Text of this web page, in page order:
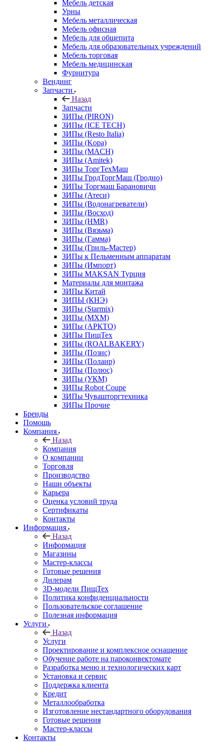
Мебель детская
Урны
Мебель металлическая
Мебель офисная
Мебель для общепита
Мебель для образовательных учреждений
Мебель торговая
Мебель медицинская
Фурнитура
Вендинг
Запчасти
Назад
Запчасти
ЗИПы (PIRON)
ЗИПы (ICE TECH)
ЗИПы (Resto Italia)
ЗИПы (Kopa)
ЗИПы (MACH)
ЗИПы (Amitek)
ЗИПы ТоргТехМаш
ЗИПы ГродТоргМаш (Гродно)
ЗИПы Торгмаш Барановичи
ЗИПы (Атеси)
ЗИПы (Водонагреватели)
ЗИПы (Восход)
ЗИПы (HMR)
ЗИПы (Вязьма)
ЗИПы (Гамма)
ЗИПы (Гриль-Мастер)
ЗИПы к Пельменным аппаратам
ЗИПы (Импорт)
ЗИПы MAKSAN Турция
Материалы для монтажа
ЗИПы Китай
ЗИПЫ (КНЭ)
ЗИПы (Starmix)
ЗИПы (МХМ)
ЗИПы (АРКТО)
ЗИПы ПищТех
ЗИПы (ROALBAKERY)
ЗИПы (Позис)
ЗИПы (Полаир)
ЗИПы (Полюс)
ЗИПы (УКМ)
ЗИПы Robot Coupe
ЗИПы Чувашторгтехника
ЗИПы Прочие
Бренды
Помощь
Компания
Назад
Компания
О компании
Торговля
Производство
Наши объекты
Карьера
Оценка условий труда
Сертификаты
Контакты
Информация
Назад
Информация
Магазины
Мастер-классы
Готовые решения
Дилерам
3D-модели ПищТех
Политика конфиденциальности
Пользовательское соглашение
Полезная информация
Услуги
Назад
Услуги
Проектирование и комплексное оснащение
Обучение работе на пароконвектомате
Разработка меню и технологических карт
Установка и сервис
Поддержка клиента
Кредит
Металлообработка
Изготовление нестандартного оборудования
Готовые решения
Мастер-классы
Контакты